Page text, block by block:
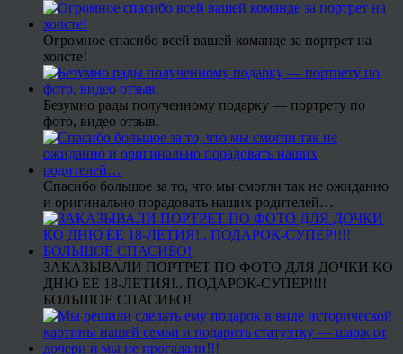
Огромное спасибо всей вашей команде за портрет на
холсте!
Безумно рады полученному подарку — портрету по
фото, видео отзыв.
Спасибо большое за то, что мы смогли так не ожиданно
и оригинально порадовать наших родителей…
ЗАКАЗЫВАЛИ ПОРТРЕТ ПО ФОТО ДЛЯ ДОЧКИ КО
ДНЮ ЕЕ 18-ЛЕТИЯ!.. ПОДАРОК-СУПЕР!!!!
БОЛЬШОЕ СПАСИБО!